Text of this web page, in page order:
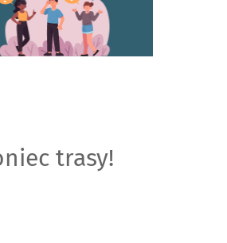
się w nowej karcie
trasy!